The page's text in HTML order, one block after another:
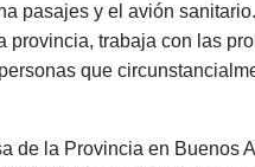
pasajes y el avión
provincia, trabaja con las
que
de la Provincia en Buenos